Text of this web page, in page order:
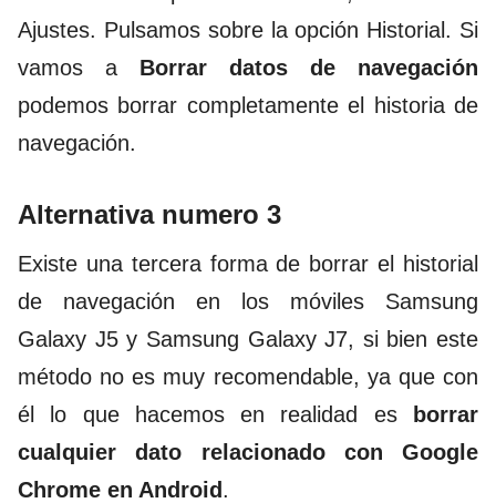
Ajustes. Pulsamos sobre la opción Historial. Si
vamos a Borrar datos de navegación
podemos borrar completamente el historia de
navegación.
Alternativa numero 3
Existe una tercera forma de borrar el historial
de navegación en los móviles Samsung
Galaxy J5 y Samsung Galaxy J7, si bien este
método no es muy recomendable, ya que con
él lo que hacemos en realidad es
borrar
cualquier dato relacionado con Google
Chrome en Android .